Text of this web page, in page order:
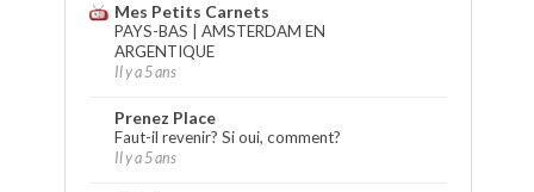
Mes Petits Carnets
PAYS-BAS | AMSTERDAM EN
ARGENTIQUE
Il y a 5 ans
Prenez Place
Faut-il revenir? Si oui, comment?
Il y a 5 ans